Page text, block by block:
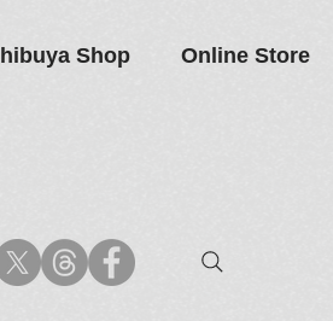
Shop Online Store